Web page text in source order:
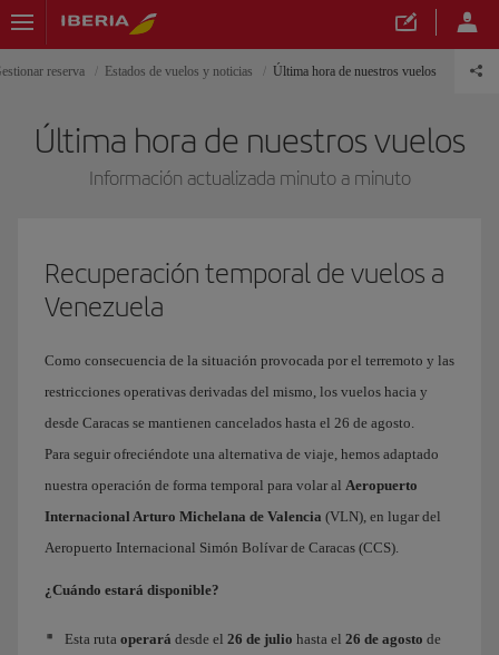
reserva Estados de vuelos y noticias Última hora de nuestros vuelos
Última hora de nuestros vuelos
Información actualizada minuto a minuto
Recuperación temporal de vuelos a
Venezuela
Como consecuencia de la situación provocada por el terremoto y las
restricciones operativas derivadas del mismo, los vuelos hacia y
desde Caracas se mantienen cancelados hasta el 26 de agosto.
Para seguir ofreciéndote una alternativa de viaje, hemos adaptado
nuestra operación de forma temporal para volar al Aeropuerto
Internacional Arturo Michelana de Valencia (VLN), en lugar del
Aeropuerto Internacional Simón Bolívar de Caracas (CCS).
¿Cuándo estará disponible?
Esta ruta operará desde el 26 de julio hasta el 26 de agosto de